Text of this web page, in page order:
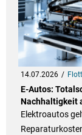
14.07.2026
E-Autos:
Nachhaltigkeit
Elektroautos